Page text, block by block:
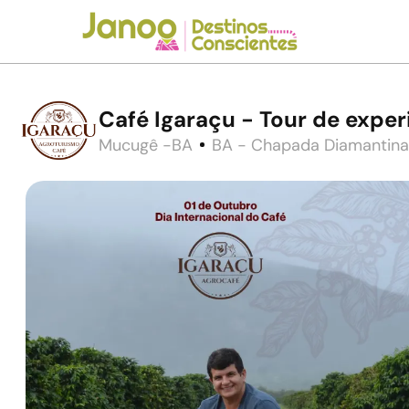
Café Igaraçu - Tour de
Mucugê -BA BA - Chapada Diamantina